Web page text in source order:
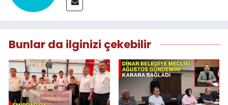
Bunlar da ilginizi çekebilir